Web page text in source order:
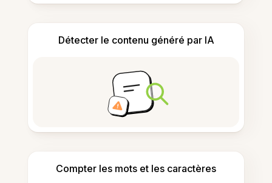
Détecter le contenu généré par IA
Compter les mots et les caractères